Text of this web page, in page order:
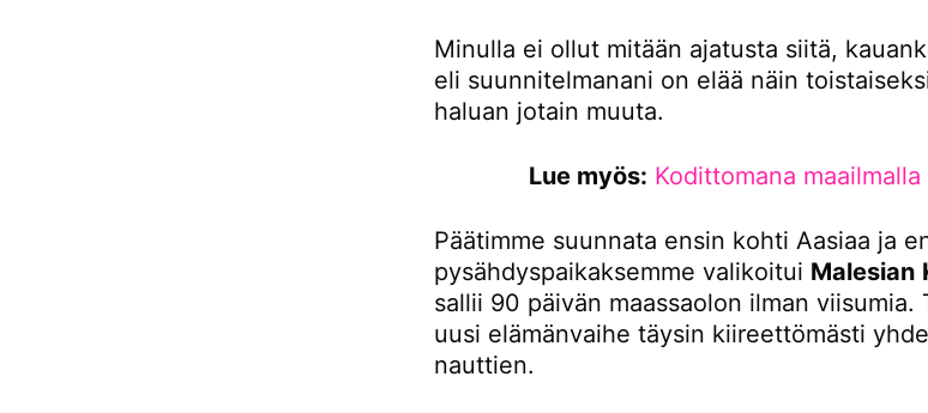
Minulla ei ollut mitään ajatusta siitä,
eli suunnitelmanani on elää näin
haluan jotain muuta.
Lue myös: Kodittomana
Päätimme suunnata ensin kohti Aasiaa ja
pysähdyspaikaksemme valikoitui Malesian
sallii 90 päivän maassaolon ilman
uusi elämänvaihe täysin kiireettömästi
nauttien.